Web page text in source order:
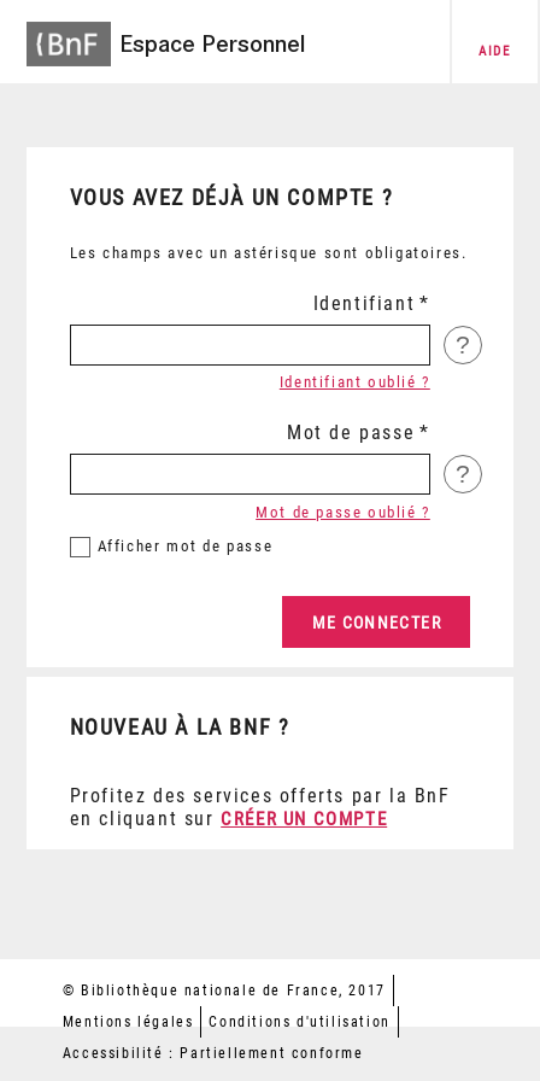
Espace Personnel AIDE
VOUS AVEZ DÉJÀ UN COMPTE ?
Les champs avec un astérisque sont obligatoires.
Identifiant
?
Identifiant oublié ?
Mot de passe
?
Afficher mot de passe
Mot de passe oublié ?
NOUVEAU À LA BNF ?
Profitez des services offerts par la BnF
en cliquant sur CRÉER UN COMPTE
© Bibliothèque nationale de France, 2017
Mentions légales
Conditions d'utilisation
Accessibilité : Partiellement conforme